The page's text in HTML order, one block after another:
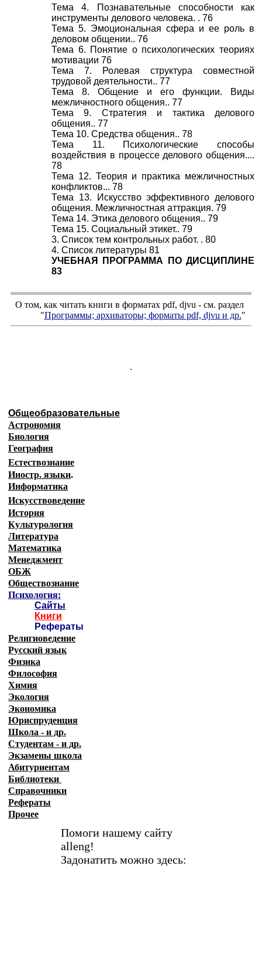
Тема 4. Познавательные способности как
инструменты делового человека. . 76
Тема 5. Эмоциональная сфера и ее роль в
деловом общении.. 76
Тема 6. Понятие о психологических теориях
мотивации 76
Тема 7. Ролевая структура совместной
трудовой деятельности.. 77
Тема 8. Общение и его функции. Виды
межличностного общения.. 77
Тема 9. Стратегия и тактика делового
общения.. 77
Тема 10. Средства общения.. 78
Тема 11. Психологические способы
воздействия в процессе делового общения....
78
Тема 12. Теория и практика межличностных
конфликтов... 78
Тема 13. Искусство эффективного делового
общения. Межличностная аттракция. 79
Тема 14. Этика делового общения.. 79
Тема 15. Социальный этикет.. 79
3. Список тем контрольных работ. . 80
4. Список литературы 81
УЧЕБНАЯ ПРОГРАММА ПО ДИСЦИПЛИНЕ
83
О том, как читать книги в форматах pdf, djvu - см. раздел
"Программы; архиваторы; форматы pdf, djvu и др."
.
Общеобразовательные
Астрономия
Биология
География
Естествознание
Иностр. языки.
Информатика
Искусствоведение
История
Культурология
Литература
Математика
Менеджмент
ОБЖ
Обществознание
Психология:
Сайты
Книги
Рефераты
Религиоведение
Русский язык
Физика
Философия
Химия
Экология
Экономика
Юриспруденция
Школа - и др.
Студентам - и др.
Экзамены школа
Абитуриентам
Библиотеки
Справочники
Рефераты
Прочее
Помоги нашему сайту
alleng!
Задонатить можно здесь: